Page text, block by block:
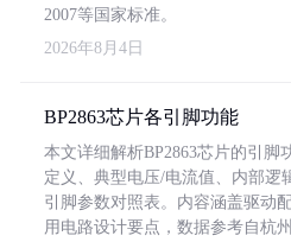
2007等国家标准。
2026年8月4日
BP2863芯片各引脚功能
本文详细解析BP2863芯片的引脚
定义、典型电压/电流值、内部逻
引脚参数对照表。内容涵盖驱动
用电路设计要点，数据参考自杭